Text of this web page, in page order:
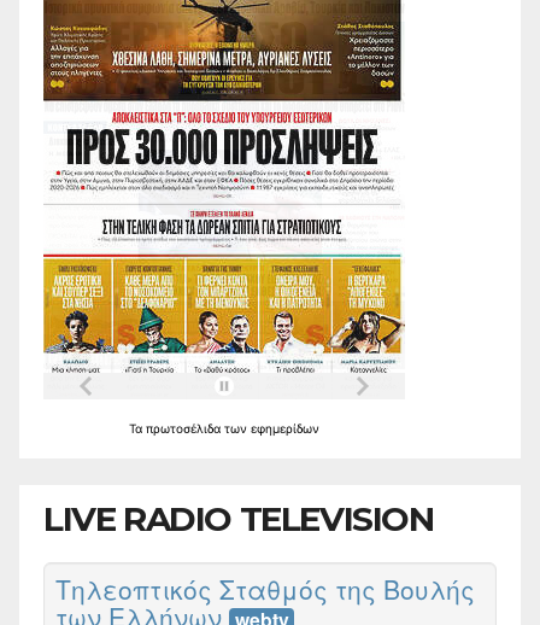
Τα πρωτοσέλιδα των εφημερίδων
LIVE RADIO TELEVISION